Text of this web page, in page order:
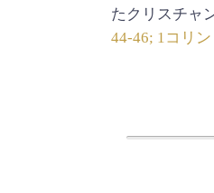
たクリスチャ
44-46; 1コリ